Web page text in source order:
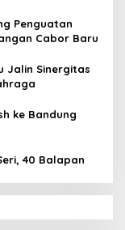
Penguatan
Cabor Baru
Jalin Sinergitas
ke Bandung
40 Balapan